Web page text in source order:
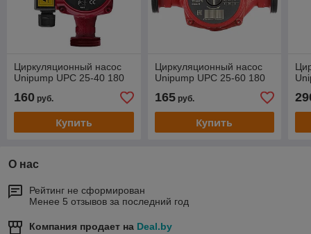
Циркуляционный насос
Unipump UPC 25-40 180
160 руб.
Купить
Циркуляционный насос
Unipump UPC 25-60 180
165руб.
Купить
О нас
Рейтинг не сформирован
Менее 5 отзывов за последний год
Компания продает на Deal.by